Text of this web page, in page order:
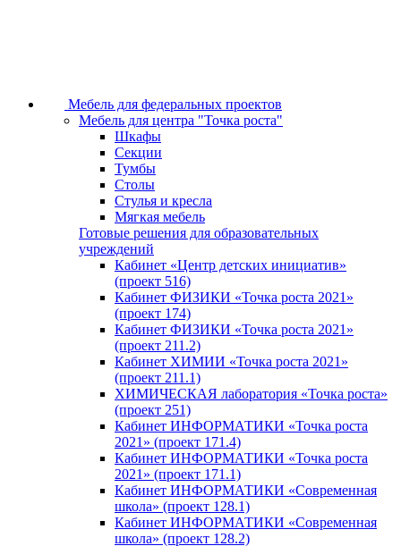
Мебель для федеральных проектов
Мебель для центра "Точка роста"
Шкафы
Секции
Тумбы
Столы
Стулья и кресла
Мягкая мебель
Готовые решения для образовательных
учреждений
Кабинет «Центр детских инициатив»
(проект 516)
Кабинет ФИЗИКИ «Точка роста 2021»
(проект 174)
Кабинет ФИЗИКИ «Точка роста 2021»
(проект 211.2)
Кабинет ХИМИИ «Точка роста 2021»
(проект 211.1)
ХИМИЧЕСКАЯ лаборатория «Точка роста»
(проект 251)
Кабинет ИНФОРМАТИКИ «Точка роста
2021» (проект 171.4)
Кабинет ИНФОРМАТИКИ «Точка роста
2021» (проект 171.1)
Кабинет ИНФОРМАТИКИ «Современная
школа» (проект 128.1)
Кабинет ИНФОРМАТИКИ «Современная
школа» (проект 128.2)